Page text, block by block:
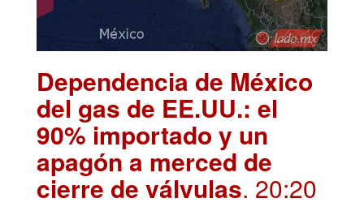
Dependencia de México
del gas de EE.UU.: el
90% importado y un
apagón a merced de
cierre de válvulas. 20:20